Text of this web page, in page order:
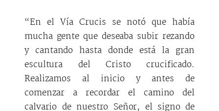
“En el Vía Crucis se notó que había
mucha gente que deseaba subir rezando
y cantando hasta donde está la gran
escultura del Cristo crucificado.
Realizamos al inicio y antes de
comenzar a recordar el camino del
calvario de nuestro Señor, el signo de